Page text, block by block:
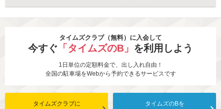
タイムズクラブ（無料）に入会して
今すぐ 「タイムズのB」 を利用しよう
1日単位の定額料金で、出し入れ自由！
全国の駐車場をWebから予約できるサービスです
タイムズクラブに タイムズのBを